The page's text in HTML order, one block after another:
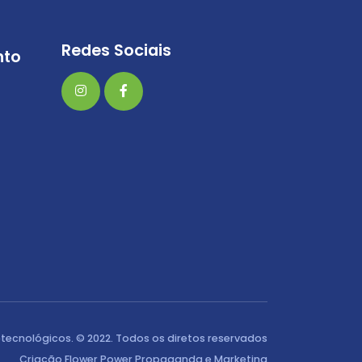
Redes Sociais
© 2022. Todos os diretos reservados